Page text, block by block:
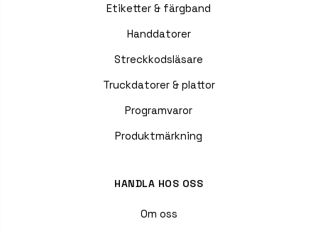
Etiketter & färgband
Handdatorer
Streckkodsläsare
Truckdatorer & plattor
Programvaror
Produktmärkning
HANDLA HOS OSS
Om oss